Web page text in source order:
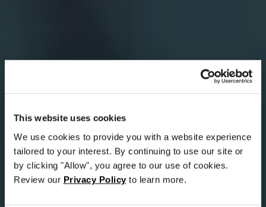
This website uses cookies
We use cookies to provide you with a website experience
tailored to your interest. By continuing to use our site or
by clicking "Allow", you agree to our use of cookies.
Review our Privacy Policy to learn more.